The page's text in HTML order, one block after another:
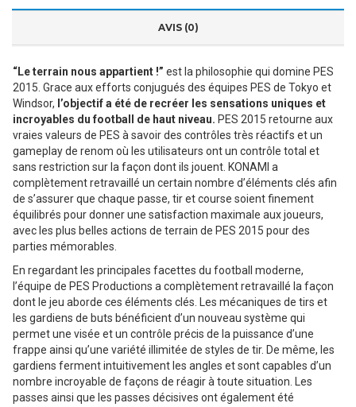
AVIS (0)
“Le terrain nous appartient !” est la philosophie qui domine PES
2015. Grace aux efforts conjugués des équipes PES de Tokyo et
Windsor, l’objectif a été de recréer les sensations uniques et
incroyables du football de haut niveau. PES 2015 retourne aux
vraies valeurs de PES à savoir des contrôles très réactifs et un
gameplay de renom où les utilisateurs ont un contrôle total et
sans restriction sur la façon dont ils jouent. KONAMI a
complètement retravaillé un certain nombre d’éléments clés afin
de s’assurer que chaque passe, tir et course soient finement
équilibrés pour donner une satisfaction maximale aux joueurs,
avec les plus belles actions de terrain de PES 2015 pour des
parties mémorables.
En regardant les principales facettes du football moderne,
l’équipe de PES Productions a complètement retravaillé la façon
dont le jeu aborde ces éléments clés. Les mécaniques de tirs et
les gardiens de buts bénéficient d’un nouveau système qui
permet une visée et un contrôle précis de la puissance d’une
frappe ainsi qu’une variété illimitée de styles de tir. De même, les
gardiens ferment intuitivement les angles et sont capables d’un
nombre incroyable de façons de réagir à toute situation. Les
passes ainsi que les passes décisives ont également été